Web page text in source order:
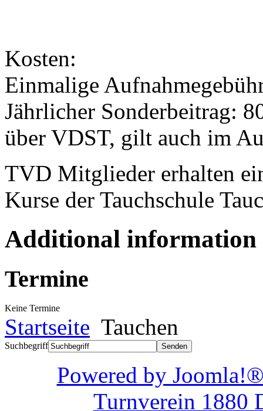
Kosten:
Einmalige
Jährlicher Sonderbeitrag:
über VDST, gilt auch im
TVD Mitglieder erhalten
Kurse der Tauchschule
Additional information
Termine
Keine Termine
Startseite Tauchen
Suchbegriff
Powered by
Turnverein